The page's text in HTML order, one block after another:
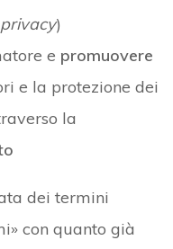
)
e promuovere
e la protezione dei
la
dei termini
con quanto già